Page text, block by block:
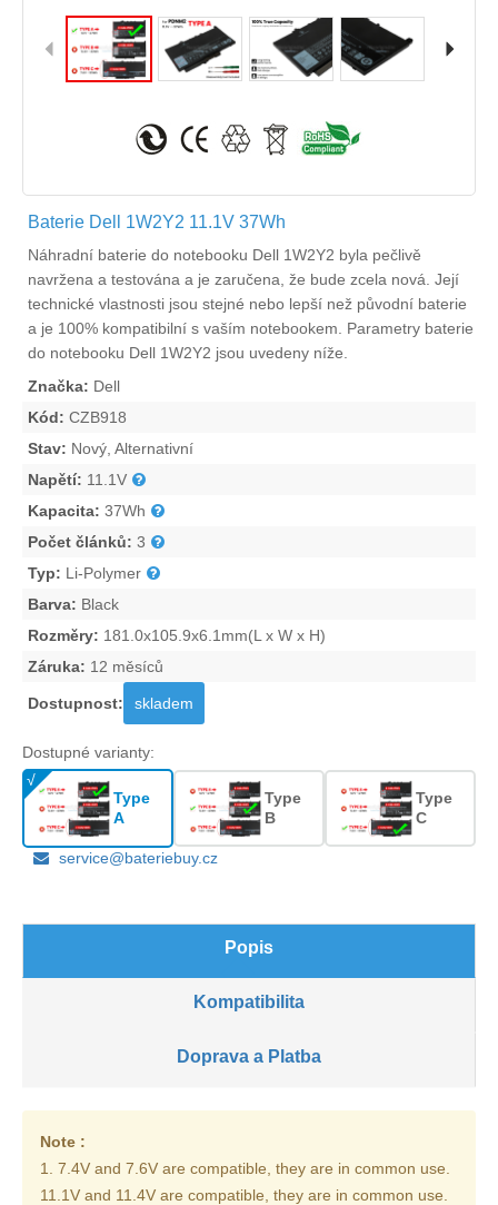
Baterie Dell 1W2Y2 11.1V 37Wh
Náhradní baterie do notebooku Dell 1W2Y2 byla pečlivě
navržena a testována a je zaručena, že bude zcela nová. Její
technické vlastnosti jsou stejné nebo lepší než původní baterie
a je 100% kompatibilní s vaším notebookem. Parametry baterie
do notebooku Dell 1W2Y2 jsou uvedeny níže.
Značka: Dell
Kód: CZB918
Stav: Nový, Alternativní
Napětí: 11.1V
Kapacita: 37Wh
Počet článků: 3
Typ: Li-Polymer
Barva: Black
Rozměry: 181.0x105.9x6.1mm(L x W x H)
Záruka: 12 měsíců
Dostupnost: skladem
Dostupné varianty:
Type
A
Type
B
Type
C
service@bateriebuy.cz
Popis
Kompatibilita
Doprava a Platba
Note :
1. 7.4V and 7.6V are compatible, they are in common use.
11.1V and 11.4V are compatible, they are in common use.